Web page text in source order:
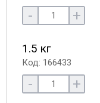
- +
1.5 кг
Код: 166433
- +